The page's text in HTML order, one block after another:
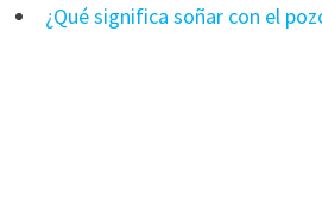
¿Qué significa soñar con el